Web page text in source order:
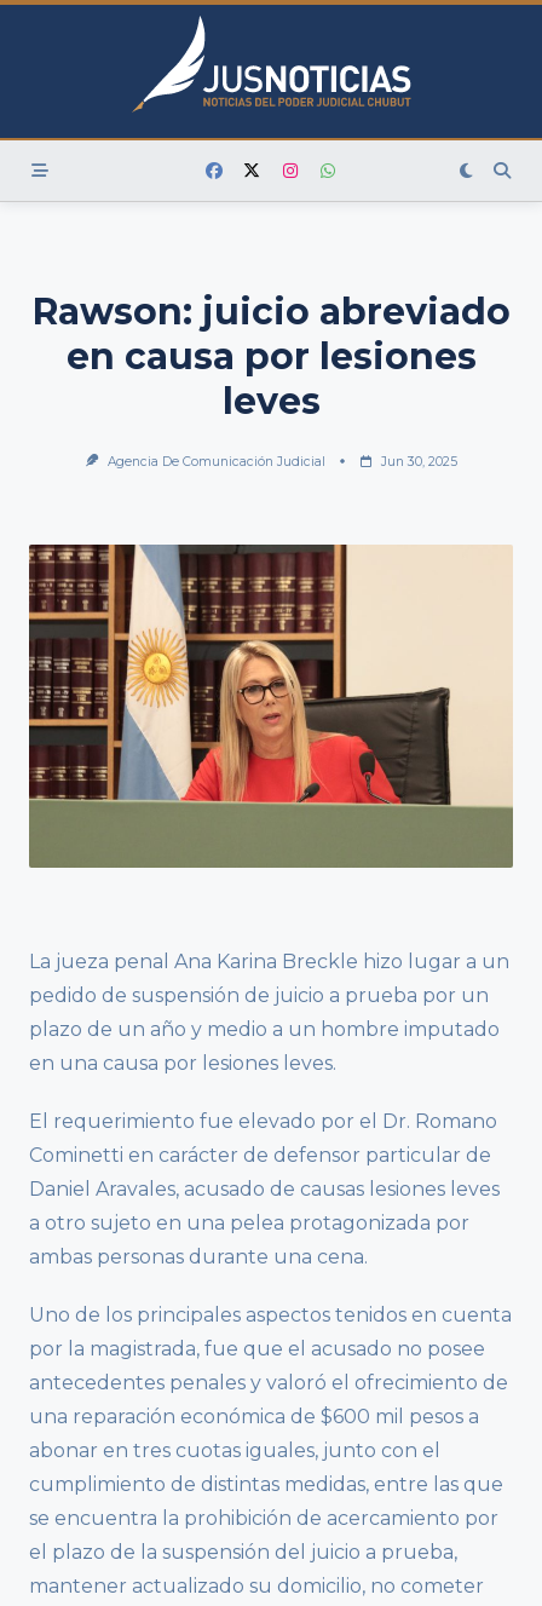
Skip
Rawson: juicio abreviado
en causa por lesiones
leves
Agencia De Comunicación Judicial Jun 30, 2025
La jueza penal Ana Karina Breckle hizo lugar a un
pedido de suspensión de juicio a prueba por un
plazo de un año y medio a un hombre imputado
en una causa por lesiones leves.
El requerimiento fue elevado por el Dr. Romano
Cominetti en carácter de defensor particular de
Daniel Aravales, acusado de causas lesiones leves
a otro sujeto en una pelea protagonizada por
ambas personas durante una cena.
Uno de los principales aspectos tenidos en cuenta
por la magistrada, fue que el acusado no posee
antecedentes penales y valoró el ofrecimiento de
una reparación económica de $600 mil pesos a
abonar en tres cuotas iguales, junto con el
cumplimiento de distintas medidas, entre las que
se encuentra la prohibición de acercamiento por
el plazo de la suspensión del juicio a prueba,
mantener actualizado su domicilio, no cometer